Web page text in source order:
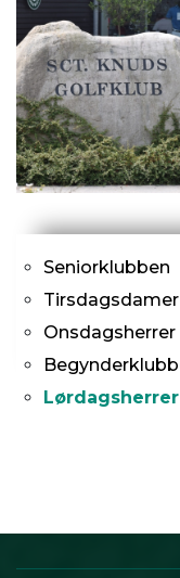
Primær
navigation
Seniorklubben
Tirsdagsdamer
Onsdagsherrer
Lørdagsherrer